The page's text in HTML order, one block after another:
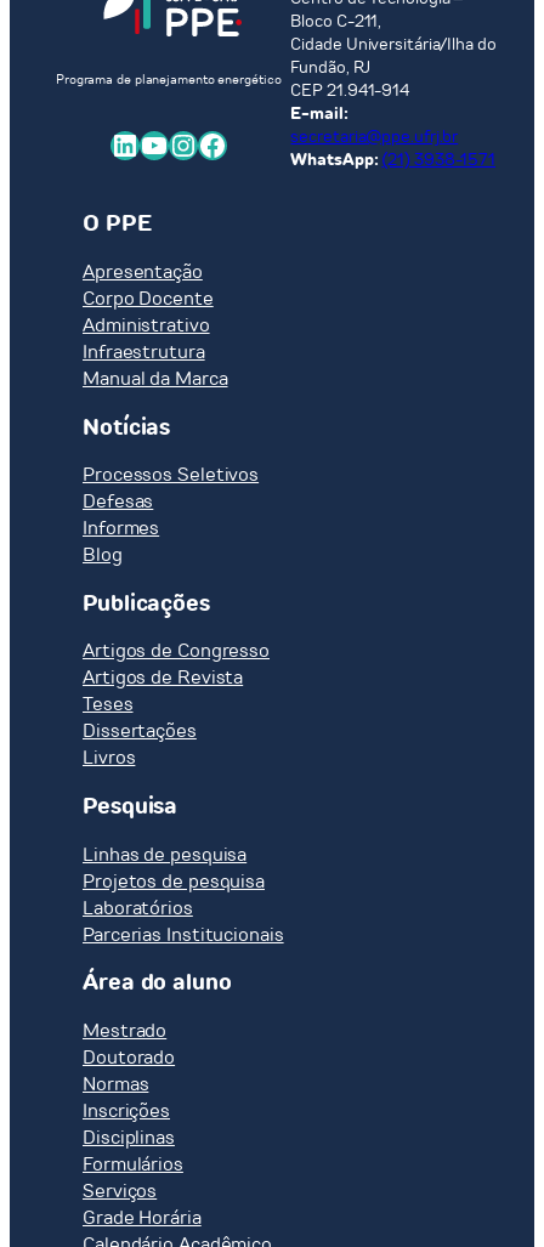
Programa de planejamento energético
LinkedIn Youtube InstagramFacebook
Bloco C-211,
Cidade Universitária/Ilha do
Fundão, RJ
CEP 21.941-914
E-mail:
secretaria@ppe.ufrj.br
WhatsApp: (21) 3938-1571
O PPE
Apresentação
Corpo Docente
Administrativo
Infraestrutura
Manual da Marca
Notícias
Processos Seletivos
Defesas
Informes
Blog
Publicações
Artigos de Congresso
Artigos de Revista
Teses
Dissertações
Livros
Pesquisa
Linhas de pesquisa
Projetos de pesquisa
Laboratórios
Parcerias Institucionais
Área do aluno
Mestrado
Doutorado
Normas
Inscrições
Disciplinas
Formulários
Serviços
Grade Horária